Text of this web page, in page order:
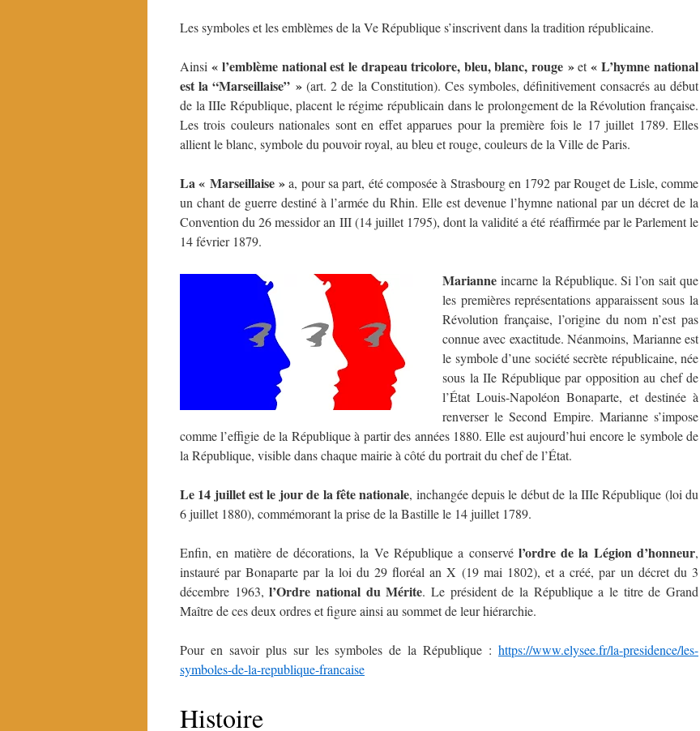
Les symboles et les emblèmes de la Ve République s’inscrivent dans la tradition républicaine.
Ainsi «l’emblème national est le drapeau tricolore, bleu, blanc, rouge »et«L’hymne national
est la “Marseillaise” »(art. 2 de la Constitution). Ces symboles, définitivement consacrés au début
de la IIIe République, placent le régime républicain dans le prolongement de la Révolution française.
Les trois couleurs nationales sont en effet apparues pour la première fois le 17 juillet 1789. Elles
allient le blanc, symbole du pouvoir royal, au bleu et rouge, couleurs de la Ville de Paris.
La« Marseillaise»a, pour sa part, été composée à Strasbourg en 1792 par Rouget de Lisle, comme
un chant de guerre destiné à l’armée du Rhin. Elle est devenue l’hymne national par un décret de la
Convention du 26 messidor an III (14 juillet 1795), dont la validité a été réaffirmée par le Parlement le
14 février 1879.
Marianne incarne la République. Si l’on sait que
les premières représentations apparaissent sous la
Révolution française, l’origine du nom n’est pas
connue avec exactitude. Néanmoins, Marianne est
le symbole d’une société secrète républicaine, née
sous la IIe République par opposition au chef de
l’État Louis-Napoléon Bonaparte, et destinée à
renverser le Second Empire. Marianne s’impose
comme l’effigie de la République à partir des années 1880. Elle est aujourd’hui encore le symbole de
la République, visible dans chaque mairie à côté du portrait du chef de l’État.
Le 14 juilletest le jour de la fête nationale, inchangée depuis le début de la IIIe République (loi du
6 juillet 1880), commémorant la prise de la Bastille le 14 juillet 1789.
Enfin, en matière de décorations, la Ve République a conservé l’ordre de la Légion d’honneur,
instauré par Bonaparte par la loi du 29 floréal an X (19 mai 1802), et a créé, par un décret du 3
décembre 1963,l’Ordre national du Mérite. Le président de la République a le titre de Grand
Maître de ces deux ordres et figure ainsi au sommet de leur hiérarchie.
Pour en savoir plus sur les symboles de la République : https://www.elysee.fr/la-presidence/les-
symboles-de-la-republique-francaise
Histoire